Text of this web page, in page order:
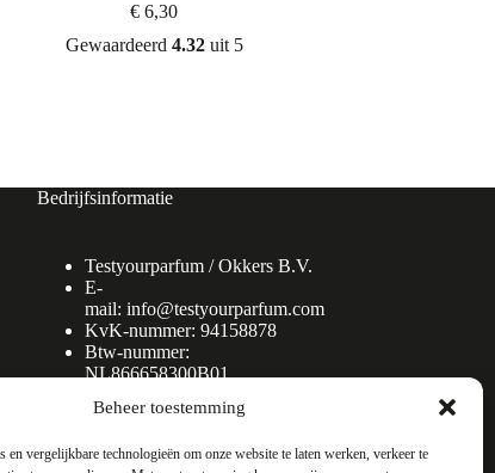
Beheer toestemming
en vergelijkbare technologieën om onze website te laten werken, verkeer te
€ 6,30
Gewaardeerd 4.32uit 5
Bedrijfsinformatie
Testyourparfum /Okkers B.V.
E-
mail: info@testyourparfum.com
KvK-nummer: 94158878
Btw-nummer:
NL866658300B01